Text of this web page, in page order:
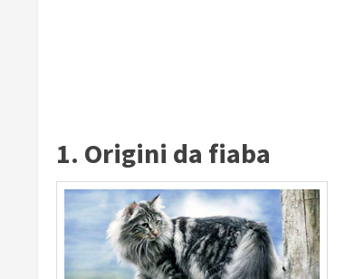
1. Origini da fiaba